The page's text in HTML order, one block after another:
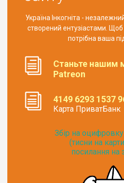
Україна Інкогніта -
створений ентузіастами.
потрібна ваша
Станьте нашим
Patreon
4149 6293 1537
Карта ПриватБанк
Збір на
(тисни на
посилання на